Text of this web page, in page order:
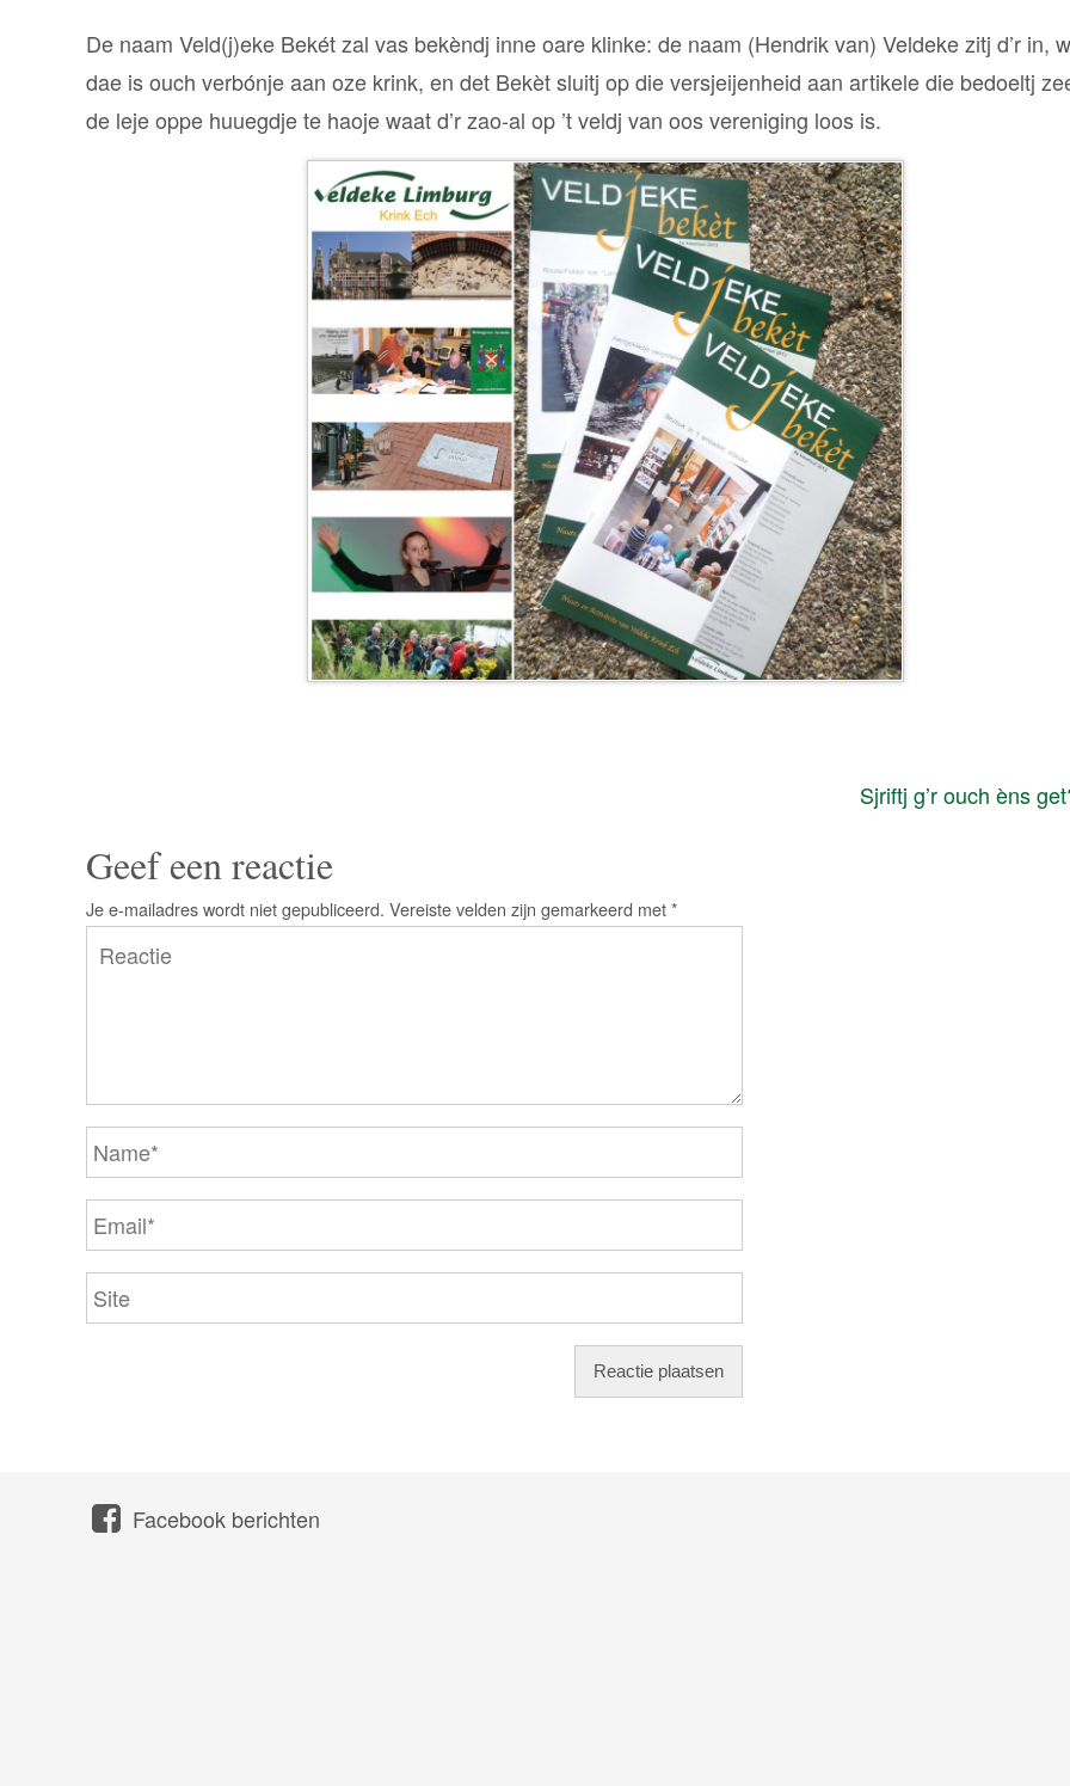
De naam Veld(j)eke Bekét zal vas bekèndj inne oare klinke: de naam (Hendrik van) Veldeke zitj d’r in,
dae is ouch verbónje aan oze krink, en det Bekèt sluitj op die versjeijenheid aan artikele die bedoeltj
de leje oppe huuegdje te haoje waat d’r zao-al op ’t veldj van oos vereniging loos is.
Sjriftj g’r ouch èns
Geef een reactie
Je e-mailadres wordt niet gepubliceerd. Vereiste velden zijn gemarkeerd met*
Facebook berichten